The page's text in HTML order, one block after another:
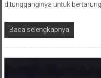
ditungganginya untuk
Baca selengkapnya